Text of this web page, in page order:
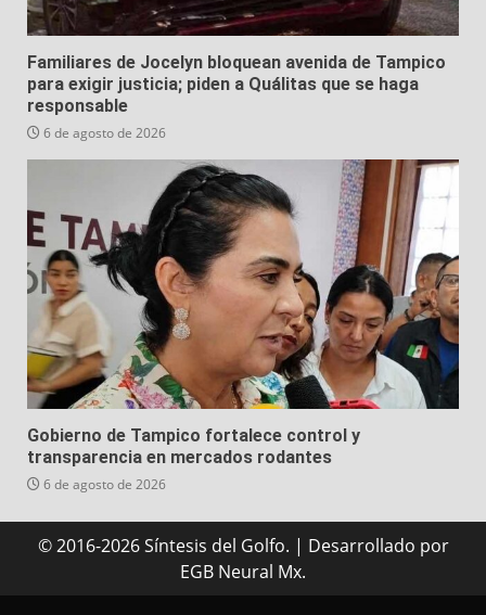
Familiares de Jocelyn bloquean avenida de Tampico
para exigir justicia; piden a Quálitas que se haga
responsable
6 de agosto de 2026
Gobierno de Tampico fortalece control y
transparencia en mercados rodantes
6 de agosto de 2026
© 2016-2026 Síntesis del Golfo. | Desarrollado por
EGB Neural Mx.